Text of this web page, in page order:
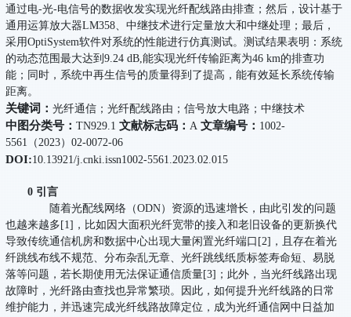
通过电-光-电信号的数据收发实现光纤配线路由排查；然后，设计基于
通用运算放大器LM358、中继技术进行定量放大和中继处理；最后，
采用OptiSystem软件对系统的性能进行仿真测试。测试结果表明：系统
的动态范围最大达到9.24 dB,能实现光纤传输距离为46 km的排查功
能；同时，系统中再生信号的质量得到了提高，能有效延长系统传输
距离。
关键词：光纤通信；光纤配线路由；信号放大电路；中继技术
中图分类号：TN929.1文献标志码： A文章编号： 1002-
5561（2023）02-0072-06
DOI:10.13921/j.cnki.issn1002-5561.2023.02.015
0 引言
随着光配线网络（ODN）资源的迅速增长，由此引发的问题
也越来越多[1]，比如因大面积光纤宽带的接入和老旧设备的更新换代
导致传统通信机房和数据中心出现大量闲置光纤端口[2]，且存在着光
纤跳线布线不规范、分布杂乱无章、光纤跳线纸质标签寿命短、易脱
落等问题，若长期使用无法保证通信质量[3]；此外，当光纤线路出现
故障时，光纤路由查找也异常繁琐。因此，如何提升光纤线路的日常
维护能力，并迅速完成光纤线路故障定位，成为光纤通信网中日益加